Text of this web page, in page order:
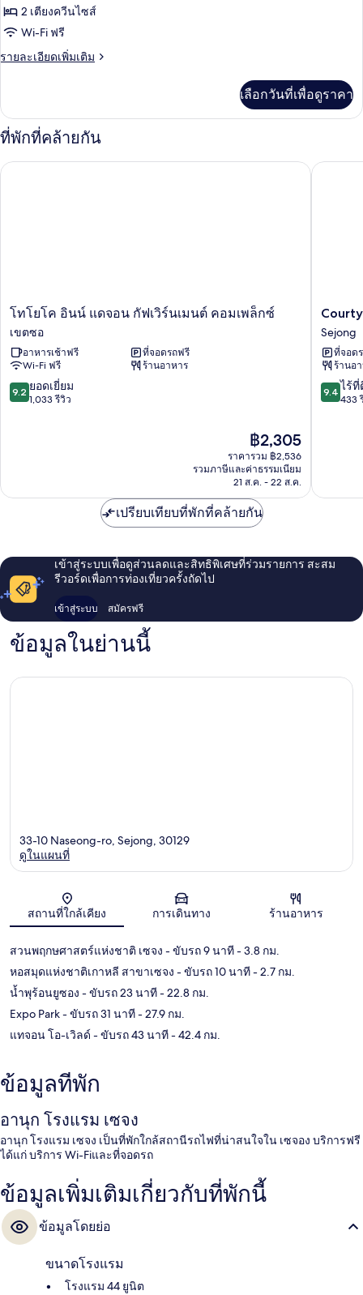
ทั้งหมด
ของ
Twin
2 เตียงควีนไซส์
Wi-Fi ฟรี
รายละเอียดเพิ่มเติม
ราย
เกี่ยว
กับ
Twin
เลือกวันที่เพื่อดูราคา
ที่พักที่คล้ายกัน
โท
อินน์
แด
จอน
กัฟเวิร์น
เมน
โทโยโค อินน์ แดจอน กัฟเวิร์นเมนต์ คอมเพล็กซ์
เขตซอ
อาหารเช้าฟรี
ที่จอดรถฟรี
Wi-Fi ฟรี
ร้านอาหาร
9.2
จาก
9.2 ยอดเยี่ยม
1,033 รีวิว
ราคา
ปัจจุบัน
คือ
฿2,305
฿2,305
ราคารวม ฿2,536
รวมภาษีและค่าธรรมเนียม
21 ส.ค. - 22 ส.ค.
โทโยโค อินน์ แดจอน กัฟเวิร์นเมนต์ คอมเพล็กซ์
By
Marriott
Sejong
Sejong
Sejong
ที่จอด
ร้านอ
9.4
จาก
9.4 ไร้ที่
433
เปรียบเทียบที่พักที่คล้ายกัน
เข้าสู่ระบบเพื่อดูส่วนลดและสิทธิพิเศษที่ร่วมรายการ สะสม
รีวอร์ดเพื่อการท่องเที่ยวครั้งถัดไป
เข้าสู่ระบบ สมัครฟรี
ข้อมูลในย่านนี้
แผนที่
33-10 Naseong-ro, Sejong, 30129
ดูในแผนที่
สถานที่ใกล้เคียง การเดินทาง ร้านอาหาร
สวนพฤกษศาสตร์แห่งชาติ เซจง - ขับรถ 9 นาที- 3.8 กม.
หอสมุดแห่งชาติเกาหลี สาขาเซจง - ขับรถ 10 นาที- 2.7 กม.
น้ำพุร้อนยูซอง - ขับรถ 23 นาที- 22.8 กม.
Expo Park- ขับรถ 31 นาที- 27.9 กม.
แทจอน โอ-เวิลด์ - ขับรถ 43 นาที- 42.4 กม.
ข้อมูลที่พัก
อานุก โรงแรม เซจง
อานุก โรงแรม เซจง เป็นที่พักใกล้สถานีรถไฟที่น่าสนใจใน เซจอง บริการฟรี
ได้แก่ บริการ Wi-Fiและที่จอดรถ
ข้อมูลเพิ่มเติมเกี่ยวกับที่พักนี้
ข้อมูลโดยย่อ
ขนาดโรงแรม
โรงแรม 44 ยูนิต